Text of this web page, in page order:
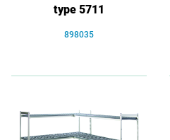
type 5711
898035